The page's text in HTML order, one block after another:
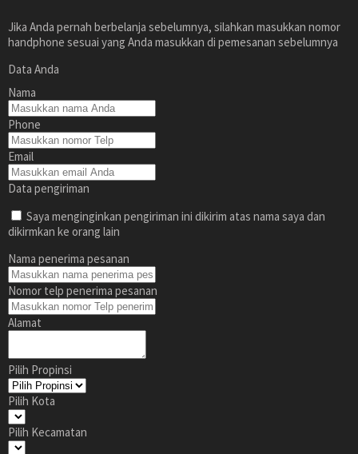
Jika Anda pernah berbelanja sebelumnya, silahkan masukkan nomor
handphone sesuai yang Anda masukkan di pemesanan sebelumnya
Data Anda
Nama
Phone
Email
Data pengiriman
Saya menginginkan pengiriman ini dikirim atas nama saya dan
dikirmkan ke orang lain
Nama penerima pesanan
Nomor telp penerima pesanan
Alamat
Pilih Propinsi
Pilih Kota
Pilih Kecamatan